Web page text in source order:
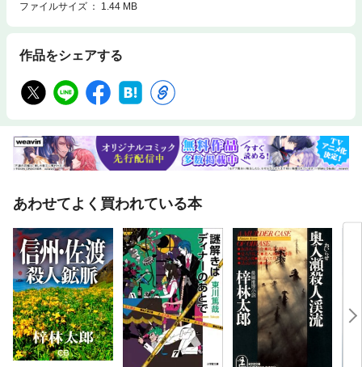
ファイルサイズ
1.44 MB
作品をシェアする
あわせてよく買われている本